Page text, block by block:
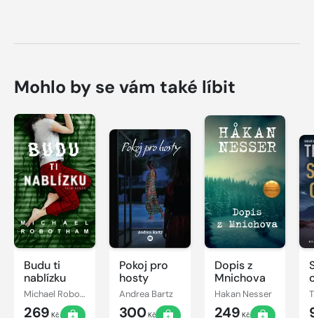
Mohlo by se vám také líbit
Budu ti
nablízku
Michael Robotham
269 Kč
Pokoj pro
hosty
Andrea Bartz
300Kč
Dopis z
Mnichova
Hakan Nesser
249 Kč